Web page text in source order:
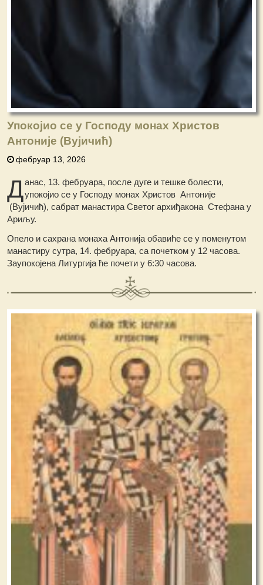
Упокојио се у Господу монах Христов
Антоније (Вујичић)
фебруар 13, 2026
Данас, 13. фебруара, после дуге и тешке болести,
упокојио се у Господу монах Христов Антоније
(Вујичић), сабрат манастира Светог архиђакона Стефана у
Ариљу.
Опело и сахрана монаха Антонија обавиће се у поменутом
манастиру сутра, 14. фебруара, са почетком у 12 часова.
Заупокојена Литургија ће почети у 6:30 часова.